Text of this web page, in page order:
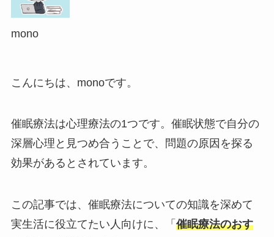
mono
こんにちは、monoです。
催眠療法は心理療法の1つです。催眠状態で自分の
深層心理と見つめ合うことで、問題の原因を探る
効果があるとされています。
この記事では、催眠療法についての知識を深めて
実生活に役立てたい人向けに、「 催眠療法のおす